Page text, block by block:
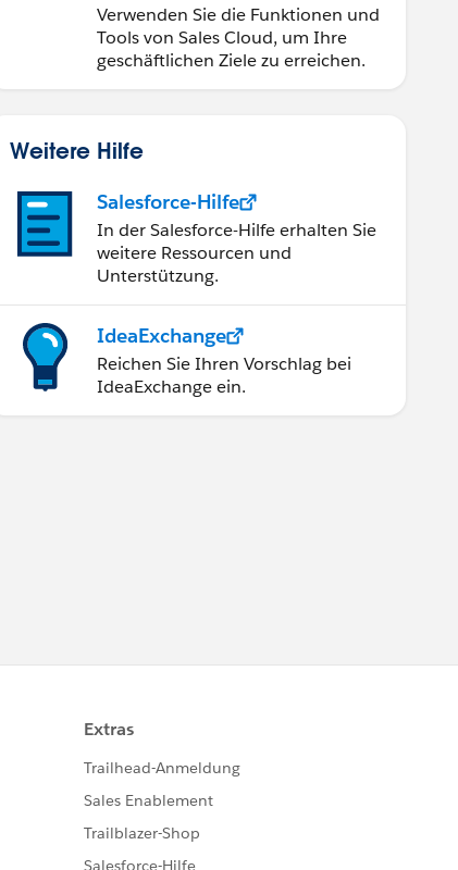
Verwenden Sie die Funktionen und
Tools von Sales Cloud, um Ihre
geschäftlichen Ziele zu erreichen.
Weitere Hilfe
Salesforce-Hilfe
In der Salesforce-Hilfe erhalten Sie
weitere Ressourcen und
Unterstützung.
IdeaExchange
Reichen Sie Ihren Vorschlag bei
IdeaExchange ein.